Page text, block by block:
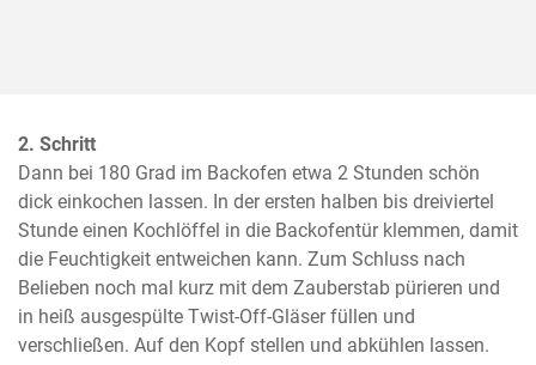
2. Schritt
Dann bei 180 Grad im Backofen etwa 2 Stunden schön
dick einkochen lassen. In der ersten halben bis dreiviertel
Stunde einen Kochlöffel in die Backofentür klemmen, damit
die Feuchtigkeit entweichen kann. Zum Schluss nach
Belieben noch mal kurz mit dem Zauberstab pürieren und
in heiß ausgespülte Twist-Off-Gläser füllen und
verschließen. Auf den Kopf stellen und abkühlen lassen.